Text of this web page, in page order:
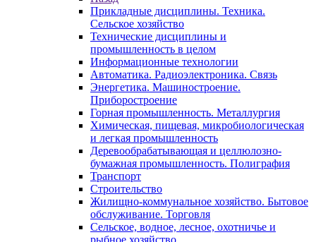
Прикладные дисциплины. Техника.
Сельское хозяйство
Технические дисциплины и
промышленность в целом
Информационные технологии
Автоматика. Радиоэлектроника. Связь
Энергетика. Машиностроение.
Приборостроение
Горная промышленность. Металлургия
Химическая, пищевая, микробиологическая
и легкая промышленность
Деревообрабатывающая и целлюлозно-
бумажная промышленность. Полиграфия
Транспорт
Строительство
Жилищно-коммунальное хозяйство. Бытовое
обслуживание. Торговля
Сельское, водное, лесное, охотничье и
рыбное хозяйство